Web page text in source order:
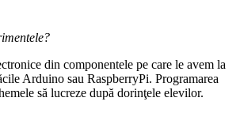
din componentele pe care le avem la
Arduino sau RaspberryPi. Programarea
să lucreze după dorinţele elevilor.